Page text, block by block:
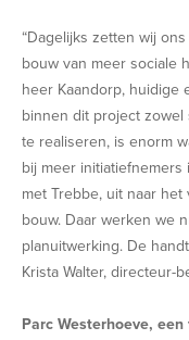
“Dagelijks zetten wij
bouw van meer sociale
heer Kaandorp, huidige
binnen dit project
te realiseren, is enorm
bij meer initiatiefnemers
met Trebbe, uit naar
bouw. Daar werken we
planuitwerking. De
Krista Walter, directeur-
Parc Westerhoeve,